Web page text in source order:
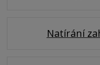
Natírání